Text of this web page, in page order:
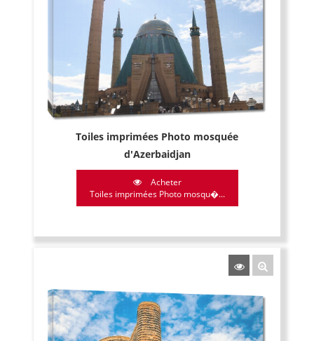
Toiles imprimées Photo mosquée
d'Azerbaidjan
Acheter
Toiles imprimées Photo mosqu�...